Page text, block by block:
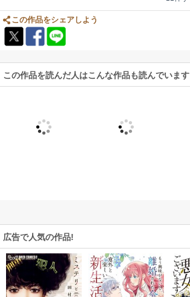
この作品をシェアしよう
この作品を読んだ人はこんな作品も読んでいます
広告で人気の作品!